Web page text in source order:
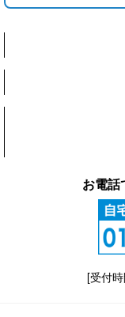
お電話
[受付